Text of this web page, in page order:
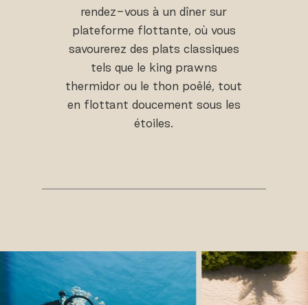
rendez-vous à un dîner sur
plateforme flottante, où vous
savourerez des plats classiques
tels que le king prawns
thermidor ou le thon poêlé, tout
en flottant doucement sous les
étoiles.